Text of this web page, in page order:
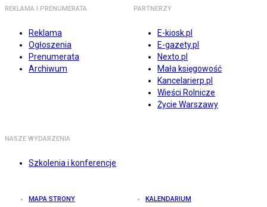
REKLAMA I PRENUMERATA
Reklama
Ogłoszenia
Prenumerata
Archiwum
PARTNERZY
E-kiosk.pl
E-gazety.pl
Nexto.pl
Mała księgowość
Kancelarierp.pl
Wieści Rolnicze
Życie Warszawy
NASZE WYDARZENIA
Szkolenia i konferencje
MAPA STRONY KALENDARIUM